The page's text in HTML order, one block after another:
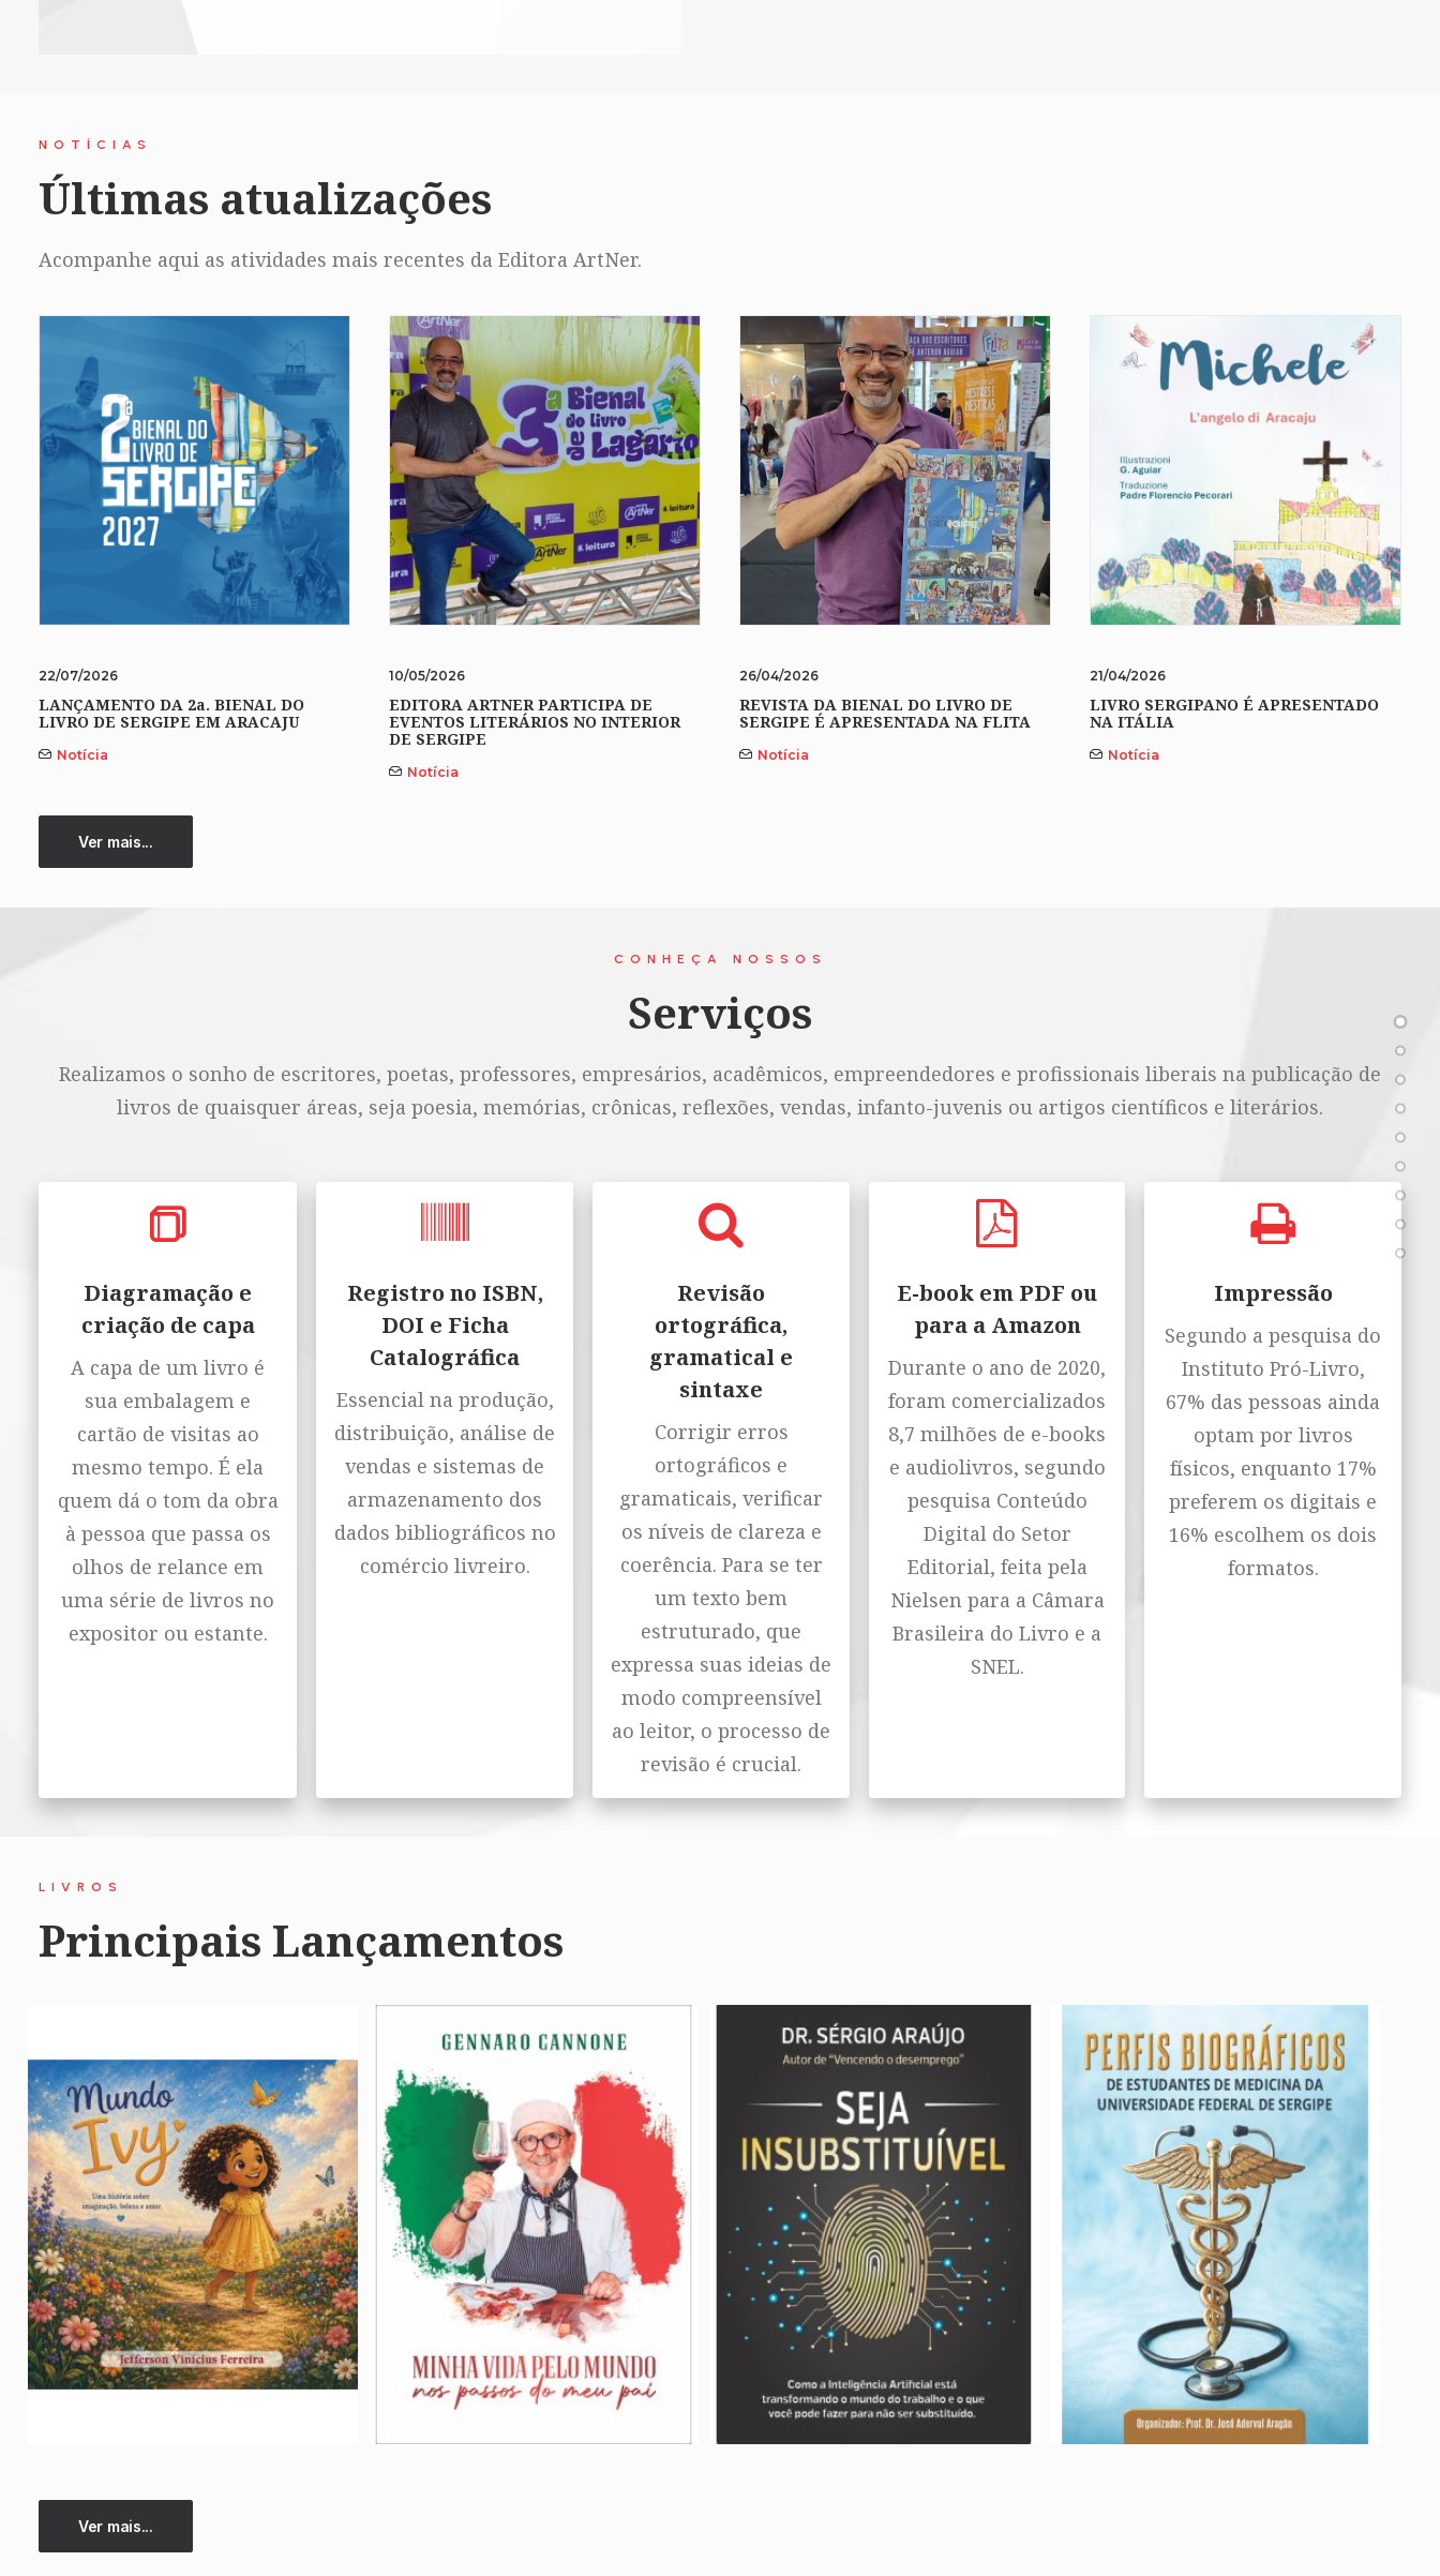
NOTÍCIAS
Últimas atualizações
Acompanhe aqui as atividades mais recentes da Editora ArtNer.
22/07/2026
LANÇAMENTO DA 2a. BIENAL DO
LIVRO DE SERGIPE EM ARACAJU
Notícia
10/05/2026
EDITORA ARTNER PARTICIPA DE
EVENTOS LITERÁRIOS NO INTERIOR
DE SERGIPE
Notícia
26/04/2026
REVISTA DA BIENAL DO LIVRO DE
SERGIPE É APRESENTADA NA FLITA
Notícia
21/04/2026
LIVRO SERGIPANO É APRESENTADO
NA ITÁLIA
Notícia
Ver mais...
CONHEÇA NOSSOS
Serviços
Realizamos o sonho de escritores, poetas, professores, empresários, acadêmicos, empreendedores e profissionais liberais na publicação de
livros de quaisquer áreas, seja poesia, memórias, crônicas, reflexões, vendas, infanto-juvenis ou artigos científicos e literários.
Diagramação e
criação de capa
A capa de um livro é
sua embalagem e
cartão de visitas ao
mesmo tempo. É ela
quem dá o tom da obra
à pessoa que passa os
olhos de relance em
uma série de livros no
expositor ou estante.
Registro no ISBN,
DOI e Ficha
Catalográfica
Essencial na produção,
distribuição, análise de
vendas e sistemas de
armazenamento dos
dados bibliográficos no
comércio livreiro.
Revisão
ortográfica,
gramatical e
sintaxe
Corrigir erros
ortográficos e
gramaticais, verificar
os níveis de clareza e
coerência. Para se ter
um texto bem
estruturado, que
expressa suas ideias de
modo compreensível
ao leitor, o processo de
revisão é crucial.
E-book em PDF ou
para a Amazon
Durante o ano de 2020,
foram comercializados
8,7 milhões de e-books
e audiolivros, segundo
pesquisa Conteúdo
Digital do Setor
Editorial, feita pela
Nielsen para a Câmara
Brasileira do Livro e a
SNEL.
Impressão
Segundo a pesquisa do
Instituto Pró-Livro,
67% das pessoas ainda
optam por livros
físicos, enquanto 17%
preferem os digitais e
16% escolhem os dois
formatos.
LIVROS
Principais Lançamentos
Ver mais...